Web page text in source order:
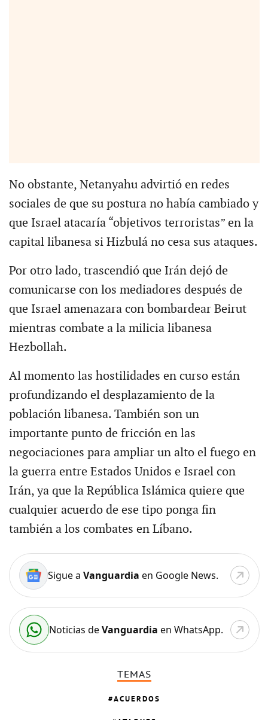
No obstante, Netanyahu advirtió en redes
sociales de que su postura no había cambiado y
que Israel atacaría “objetivos terroristas” en la
capital libanesa si Hizbulá no cesa sus ataques.
Por otro lado, trascendió que Irán dejó de
comunicarse con los mediadores después de
que Israel amenazara con bombardear Beirut
mientras combate a la milicia libanesa
Hezbollah.
Al momento las hostilidades en curso están
profundizando el desplazamiento de la
población libanesa. También son un
importante punto de fricción en las
negociaciones para ampliar un alto el fuego en
la guerra entre Estados Unidos e Israel con
Irán, ya que la República Islámica quiere que
cualquier acuerdo de ese tipo ponga fin
también a los combates en Líbano.
Sigue a Vanguardia en Google News.
Noticias deVanguardia en WhatsApp.
TEMAS
ACUERDOS